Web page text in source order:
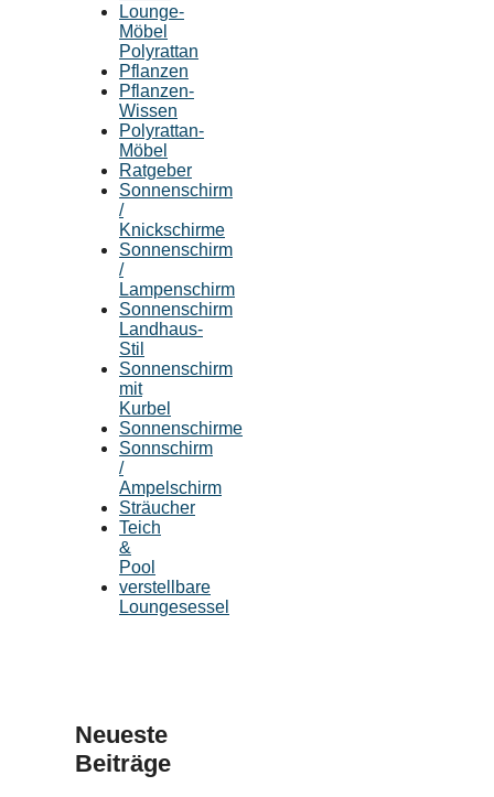
Lounge-
Möbel
Polyrattan
Pflanzen
Pflanzen-
Wissen
Polyrattan-
Möbel
Ratgeber
Sonnenschirm
/
Knickschirme
Sonnenschirm
/
Lampenschirm
Sonnenschirm
Landhaus-
Stil
Sonnenschirm
mit
Kurbel
Sonnenschirme
Sonnschirm
/
Ampelschirm
Sträucher
Teich
&
Pool
verstellbare
Loungesessel
Neueste
Beiträge